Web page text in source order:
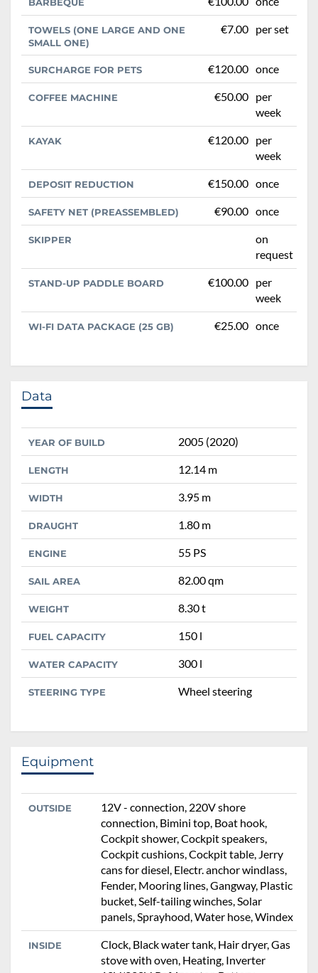
TOWELS (ONE LARGE AND ONE
SMALL ONE)
€7.00 per set
SURCHARGE FOR PETS €120.00 once
COFFEE MACHINE €50.00 per
week
KAYAK €120.00 per
week
DEPOSIT REDUCTION €150.00 once
SAFETY NET (PREASSEMBLED) €90.00 once
SKIPPER
on
request
STAND-UP PADDLE BOARD €100.00 per
week
WI-FI DATA PACKAGE (25 GB) €25.00 once
Data
YEAR OF BUILD 2005 (2020)
LENGTH 12.14 m
WIDTH 3.95 m
DRAUGHT 1.80 m
ENGINE 55 PS
SAIL AREA 82.00 qm
WEIGHT 8.30 t
FUEL CAPACITY 150 l
WATER CAPACITY 300 l
STEERING TYPE Wheel steering
Equipment
OUTSIDE
12V - connection, 220V shore
connection, Bimini top, Boat hook,
Cockpit shower, Cockpit speakers,
Cockpit cushions, Cockpit table, Jerry
cans for diesel, Electr. anchor windlass,
Fender, Mooring lines, Gangway, Plastic
bucket, Self-tailing winches, Solar
panels, Sprayhood, Water hose, Windex
INSIDE
Clock, Black water tank, Hair dryer, Gas
stove with oven, Heating, Inverter